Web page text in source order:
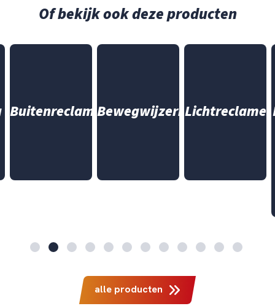
Of bekijk ook deze producten
BuitenreclameBewegwijzeringLichtreclame
alle producten